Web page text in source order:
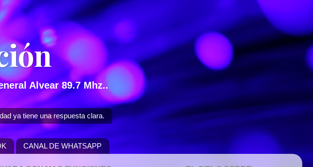
Alvear 89.7 Mhz..
ya tiene una respuesta clara.
CANAL DE WHATSAPP